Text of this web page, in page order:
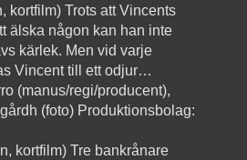
kortfilm) Trots att Vincents
älska någon kan han inte
kärlek. Men vid varje
Vincent till ett odjur…
(manus/regi/producent),
(foto) Produktionsbolag:
kortfilm) Tre bankrånare